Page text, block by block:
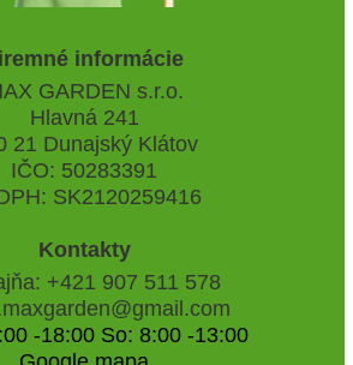
informácie
GARDEN s.r.o.
Hlavná 241
21 Dunajský Klátov
IČO: 50283391
SK2120259416
Kontakty
+421 907 511 578
-18:00 So: 8:00 -13:00